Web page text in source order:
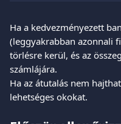
Ha a kedvezményezett
(leggyakrabban azonnali
törlésre kerül, és az
számlájára.
Ha az átutalás nem
lehetséges okokat.